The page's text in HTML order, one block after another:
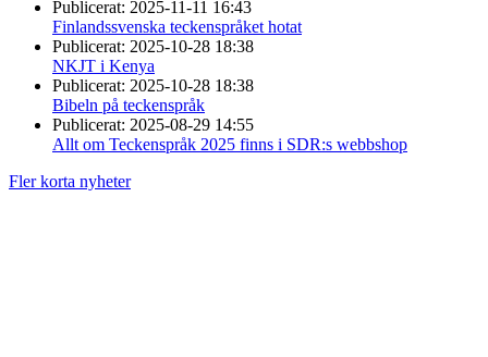
Publicerat: 2025-11-11 16:43
Finlandssvenska teckenspråket hotat
Publicerat: 2025-10-28 18:38
NKJT i Kenya
Publicerat: 2025-10-28 18:38
Bibeln på teckenspråk
Publicerat: 2025-08-29 14:55
Allt om Teckenspråk 2025 finns i SDR:s webbshop
Fler korta nyheter